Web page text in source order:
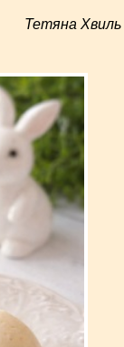
Тетяна Хвиль